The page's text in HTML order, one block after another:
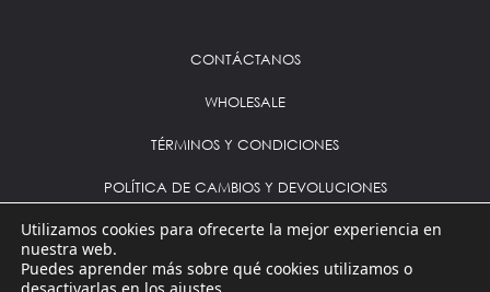
CONTÁCTANOS
WHOLESALE
TÉRMINOS Y CONDICIONES
POLÍTICA DE CAMBIOS Y DEVOLUCIONES
Instagram Facebook
Utilizamos cookies para ofrecerte la mejor experiencia en
nuestra web.
Puedes aprender más sobre qué cookies utilizamos o